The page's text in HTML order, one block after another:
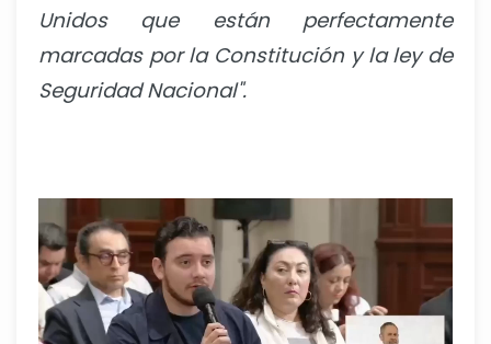
Unidos que están perfectamente
marcadas por la Constitución y la ley de
Seguridad Nacional".